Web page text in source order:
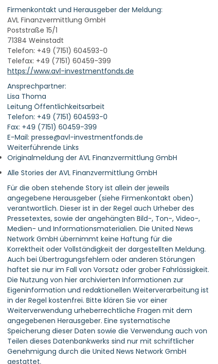
Firmenkontakt und Herausgeber der Meldung:
AVL Finanzvermittlung GmbH
Poststraße 15/1
71384 Weinstadt
Telefon: +49 (7151) 604593-0
Telefax: +49 (7151) 60459-399
https://www.avl-investmentfonds.de
Ansprechpartner:
Lisa Thoma
Leitung Öffentlichkeitsarbeit
Telefon: +49 (7151) 604593-0
Fax: +49 (7151) 60459-399
E-Mail: presse@avl-investmentfonds.de
Weiterführende Links
Originalmeldung der AVL Finanzvermittlung GmbH
Alle Stories der AVL Finanzvermittlung GmbH
Für die oben stehende Story ist allein der jeweils
angegebene Herausgeber (siehe Firmenkontakt oben)
verantwortlich. Dieser ist in der Regel auch Urheber des
Pressetextes, sowie der angehängten Bild-, Ton-, Video-,
Medien- und Informationsmaterialien. Die United News
Network GmbH übernimmt keine Haftung für die
Korrektheit oder Vollständigkeit der dargestellten Meldung.
Auch bei Übertragungsfehlern oder anderen Störungen
haftet sie nur im Fall von Vorsatz oder grober Fahrlässigkeit.
Die Nutzung von hier archivierten Informationen zur
Eigeninformation und redaktionellen Weiterverarbeitung ist
in der Regel kostenfrei. Bitte klären Sie vor einer
Weiterverwendung urheberrechtliche Fragen mit dem
angegebenen Herausgeber. Eine systematische
Speicherung dieser Daten sowie die Verwendung auch von
Teilen dieses Datenbankwerks sind nur mit schriftlicher
Genehmigung durch die United News Network GmbH
gestattet.